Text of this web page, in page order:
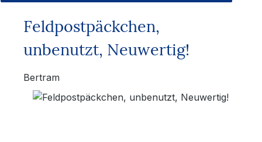
Feldpostpäckchen,
unbenutzt, Neuwertig!
Bertram
Bildergalerie überspringen